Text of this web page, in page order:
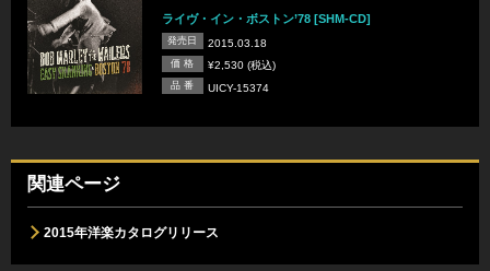
ライヴ・イン・ボストン’78 [SHM-CD]
発売日 2015.03.18
価 格 ¥2,530 (税込)
品 番 UICY-15374
関連ページ
2015年洋楽カタログリリース